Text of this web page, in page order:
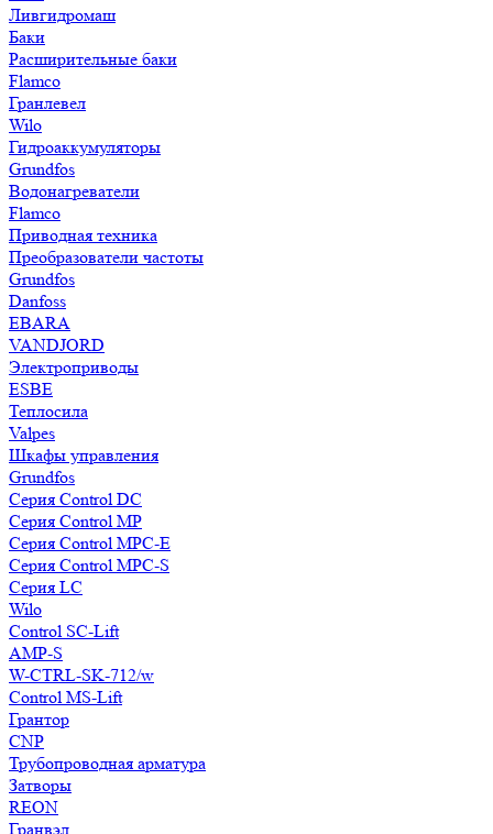
Ливгидромаш
Баки
Расширительные баки
Flamco
Гранлевел
Wilo
Гидроаккумуляторы
Grundfos
Водонагреватели
Flamco
Приводная техника
Преобразователи частоты
Grundfos
Danfoss
EBARA
VANDJORD
Электроприводы
ESBE
Теплосила
Valpes
Шкафы управления
Grundfos
Серия Control DC
Серия Control MP
Серия Control MPC-E
Серия Control MPC-S
Серия LC
Wilo
Control SC-Lift
AMP-S
W-CTRL-SK-712/w
Control MS-Lift
Грантор
CNP
Трубопроводная арматура
Затворы
REON
Гранвэл